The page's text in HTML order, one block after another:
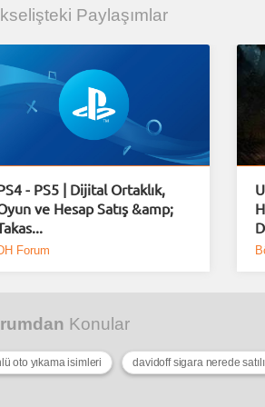
Paylaşımlar
- PS5 | Dijital Ortaklık,
ve Hesap Satış &amp;
Forum
Konular
oto yıkama isimleri davidoff sigara nerede